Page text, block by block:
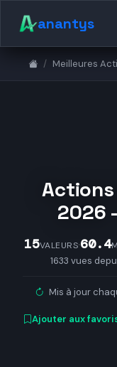
anantys
/ Meilleures
Actions
2026
15VALEURS·60.4
1633 vues
Mis à jour
Ajouter aux